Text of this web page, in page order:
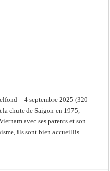
– 4 septembre 2025 (320
chute de Saigon en 1975,
avec ses parents et son
ils sont bien accueillis …